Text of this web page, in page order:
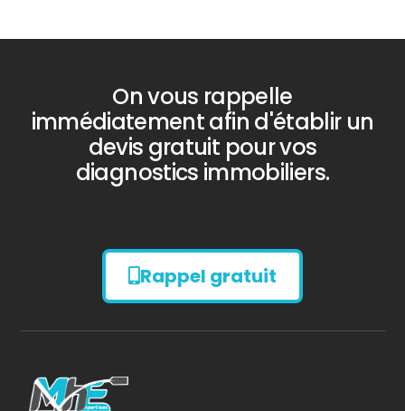
Diagnostic
AMIANTE
On vous rappelle
immédiatement afin d'établir un
devis gratuit pour vos
diagnostics immobiliers.
Rappel gratuit